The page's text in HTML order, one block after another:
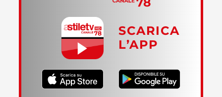
SCARICA
L’APP